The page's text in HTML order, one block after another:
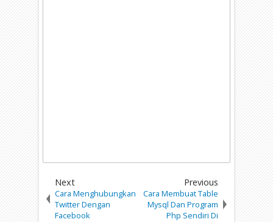
Next
Cara Menghubungkan
Twitter Dengan
Facebook
Previous
Cara Membuat Table
Mysql Dan Program
Php Sendiri Di